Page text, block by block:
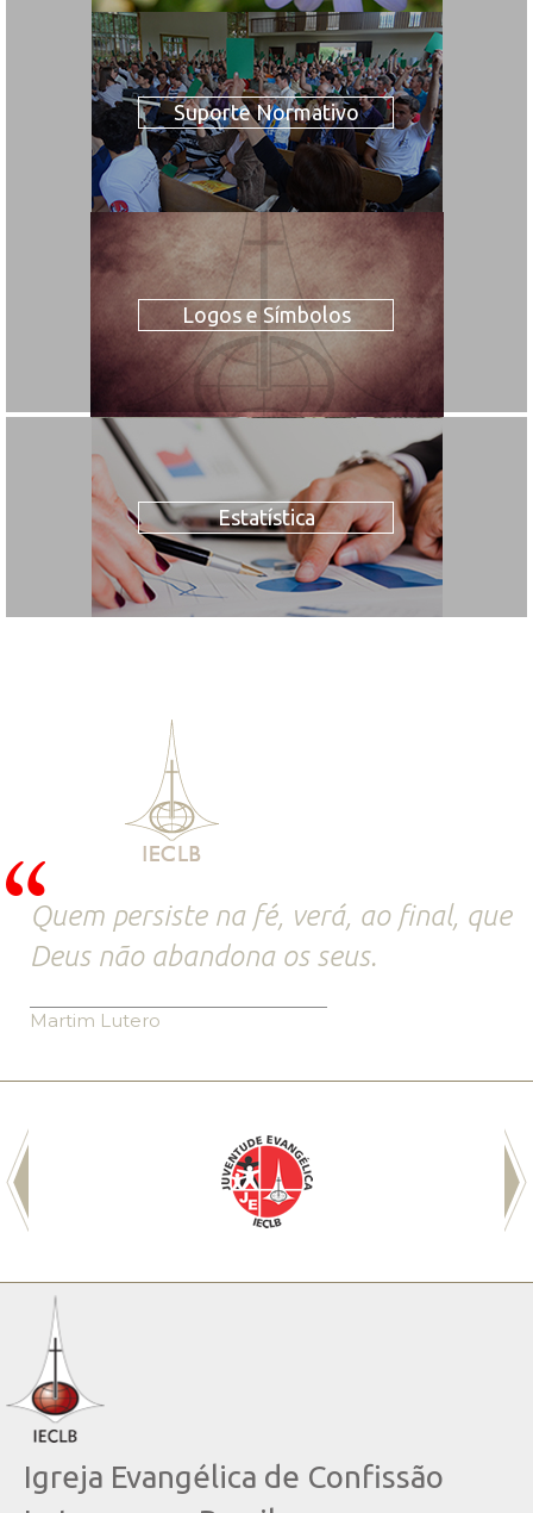
Suporte Normativo
Logos e Símbolos
Estatística
Quem persiste na fé, verá, ao final, que
Deus não abandona os seus.
Martim Lutero
Igreja Evangélica de Confissão